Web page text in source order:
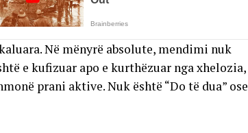
Në mënyrë absolute, mendimi nuk
e kufizuar apo e kurthëzuar nga xhelozia,
prani aktive. Nuk është “Do të dua” ose